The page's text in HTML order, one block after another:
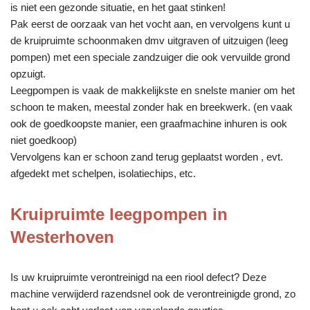
is niet een gezonde situatie, en het gaat stinken!
Pak eerst de oorzaak van het vocht aan, en vervolgens kunt u
de kruipruimte schoonmaken dmv uitgraven of uitzuigen (leeg
pompen) met een speciale zandzuiger die ook vervuilde grond
opzuigt.
Leegpompen is vaak de makkelijkste en snelste manier om het
schoon te maken, meestal zonder hak en breekwerk. (en vaak
ook de goedkoopste manier, een graafmachine inhuren is ook
niet goedkoop)
Vervolgens kan er schoon zand terug geplaatst worden , evt.
afgedekt met schelpen, isolatiechips, etc.
Kruipruimte leegpompen in
Westerhoven
Is uw kruipruimte verontreinigd na een riool defect? Deze
machine verwijderd razendsnel ook de verontreinigde grond, zo